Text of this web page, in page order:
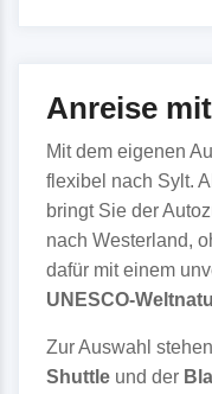
Anreise
Mit dem eigenen
flexibel nach Sylt.
bringt Sie der
nach Westerland,
dafür mit einem
UNESCO-
Zur Auswahl
Shuttleund der